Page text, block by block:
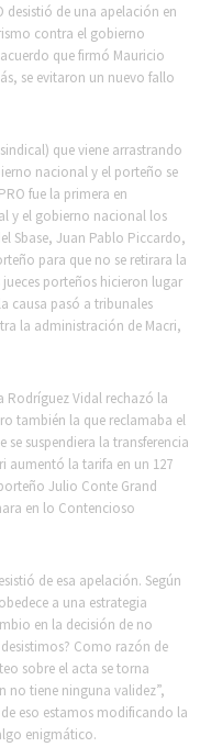
desistió de una apelación en
contra el gobierno
que firmó Mauricio
se evitaron un nuevo fallo
que viene arrastrando
nacional y el porteño se
fue la primera en
y el gobierno nacional los
Sbase, Juan Pablo Piccardo,
para que no se retirara la
porteños hicieron lugar
causa pasó a tribunales
la administración de Macri,
Rodríguez Vidal rechazó la
también la que reclamaba el
suspendiera la transferencia
aumentó la tarifa en un 127
Julio Conte Grand
en lo Contencioso
de esa apelación. Según
a una estrategia
en la decisión de no
Como razón de
sobre el acta se torna
no tiene ninguna validez”,
eso estamos modificando la
enigmático.